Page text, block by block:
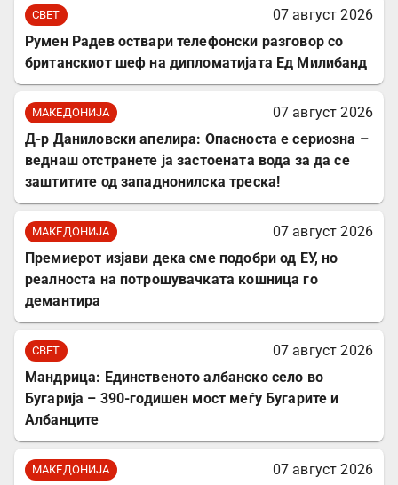
СВЕТ
07 август 2026
Румен Радев оствари телефонски разговор со
британскиот шеф на дипломатијата Ед Милибанд
МАКЕДОНИЈА
07 август 2026
Д-р Даниловски апелира: Опасноста е сериозна –
веднаш отстранете ја застоената вода за да се
заштитите од западнонилска треска!
МАКЕДОНИЈА
07 август 2026
Премиерот изјави дека сме подобри од ЕУ, но
реалноста на потрошувачката кошница го
демантира
СВЕТ
07 август 2026
Мандрица: Единственото албанско село во
Бугарија – 390-годишен мост меѓу Бугарите и
Албанците
МАКЕДОНИЈА
07 август 2026